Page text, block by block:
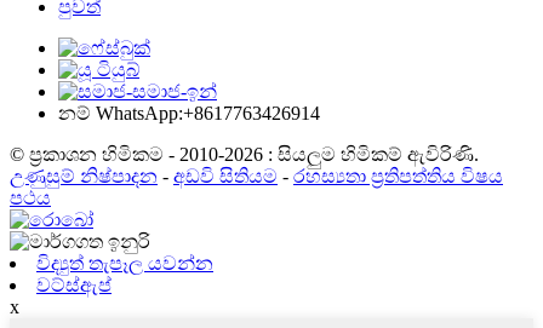
පුවත්
නම් WhatsApp:+8617763426914
© ප්‍රකාශන හිමිකම - 2010-2026 : සියලුම හිමිකම් ඇවිරිණි.
උණුසුම් නිෂ්පාදන - අඩවි සිතියම - රහස්‍යතා ප්‍රතිපත්තිය විෂය
පථය
විද්‍යුත් තැපෑල යවන්න
වට්ස්ඇප්
x